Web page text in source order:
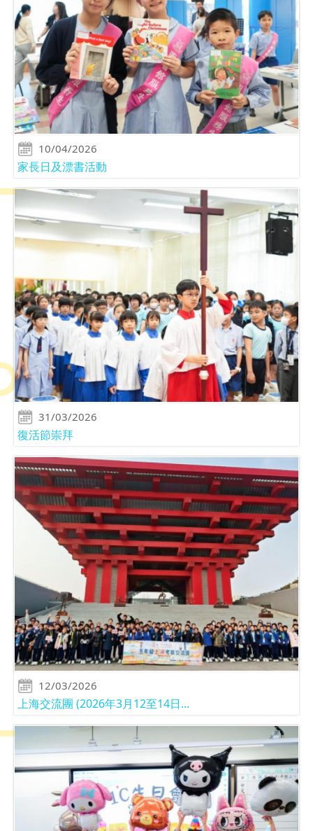
10/04/2026
家長日及漂書活動
31/03/2026
復活節崇拜
12/03/2026
上海交流團 (2026年3月12至14日...